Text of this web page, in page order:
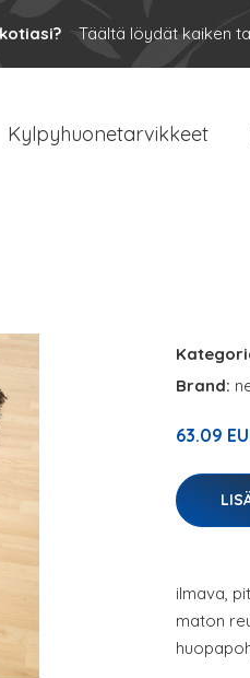
Täältä löydät kaiken
Kylpyhuonetarvikkeet
Brand:
63.09
ilmava,
maton